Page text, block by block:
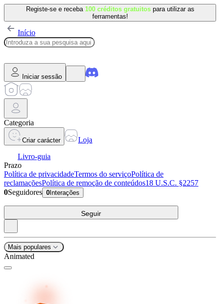
Registe-se e receba 100 créditos gratuitos para utilizar as
ferramentas!
Início
Iniciar sessão
Categoria
Criar carácter
Loja
Livro-guia
Prazo
Política de privacidadeTermos do serviçoPolítica de
reclamaçõesPolítica de remoção de conteúdos18 U.S.C. §2257
0Seguidores 0 Interações
Seguir
Mais populares
Animated